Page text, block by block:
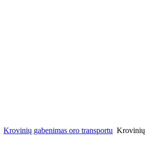
Krovinių gabenimas oro transportu Krovinių